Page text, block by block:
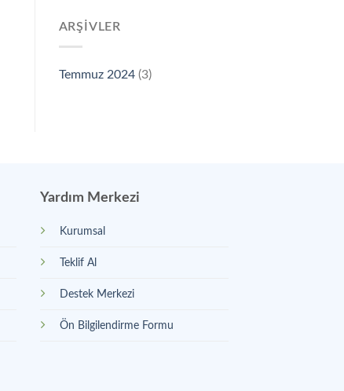
ARŞIVLER
Temmuz 2024(3)
Yardım Merkezi
Kurumsal
Teklif Al
Destek Merkezi
Ön Bilgilendirme Formu